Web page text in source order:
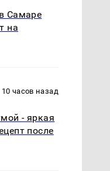
Самаре
на
10 часов назад
- яркая
после